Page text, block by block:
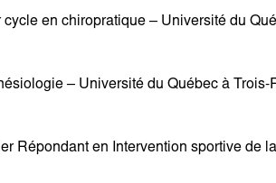
cycle en chiropratique – Université du
– Université du Québec à Trois-
Répondant en Intervention sportive de